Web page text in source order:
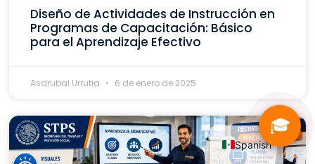
Diseño de Actividades de Instrucción en
Programas de Capacitación: Básico
para el Aprendizaje Efectivo
Asdrubal Urrutia 6 de enero de 2025
🎓
Spanish